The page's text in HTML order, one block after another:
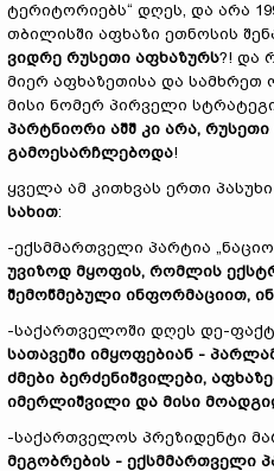
ტერიტორიებს“ დღეს, და არა
თბილისში აფხაზი ეთნოსის
ვიდრე რუსეთი აფხაზურს?! და
მიერ აფხაზეთისა და
მისი ნომერ პირველი
პარტნიორი აშშ კი არა,
გამოესარჩლებოდა!
ყველა ამ კითხვას ერთი პასუხი
სახით:
-ექსმმართველი პარტია
უვიზოდ მყოფის, რომლის
შემოწმებული ინფორმაციით,
-საქართველოში დღეს დე-
სათავეში იმყოფებიან -
ძმები ბერძენიშვილები,
იმერლიშვილი და მისი
-საქართველოს პრეზიდენტი
მეგობრების - ექსმმართველი